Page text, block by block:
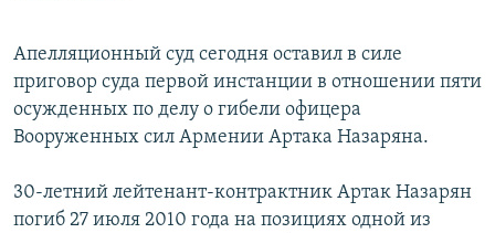
Апелляционный суд сегодня оставил в силе
приговор суда первой инстанции в отношении пяти
осужденных по делу о гибели офицера
Вооруженных сил Армении Артака Назаряна.
30-летний лейтенант-контрактник Артак Назарян
погиб 27 июля 2010 года на позициях одной из